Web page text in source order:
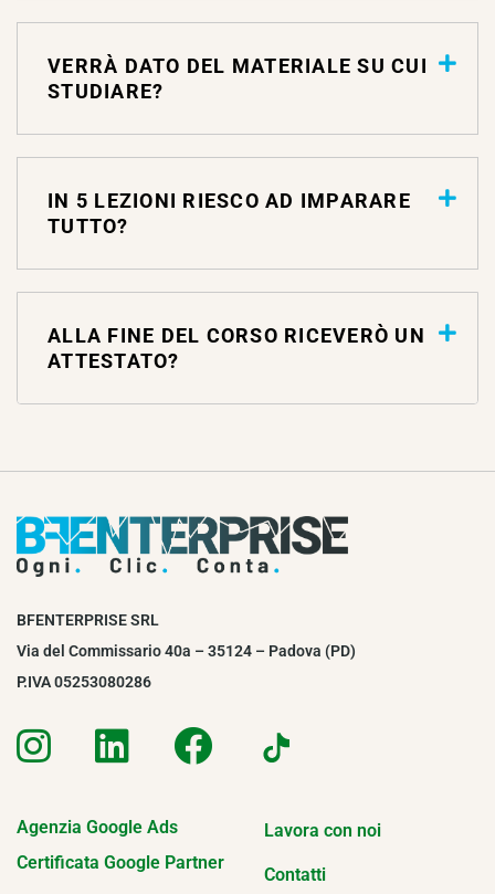
VERRÀ DATO DEL MATERIALE SU CUI
STUDIARE?
IN 5 LEZIONI RIESCO AD IMPARARE
TUTTO?
ALLA FINE DEL CORSO RICEVERÒ UN
ATTESTATO?
BFENTERPRISE SRL
Via del Commissario 40a – 35124 – Padova (PD)
P.IVA 05253080286
Agenzia Google Ads
Certificata Google Partner
Lavora con noi
Contatti